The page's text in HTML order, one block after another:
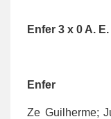
Enfer 3 x 0 A.
Enfer
Ze Guilherme;